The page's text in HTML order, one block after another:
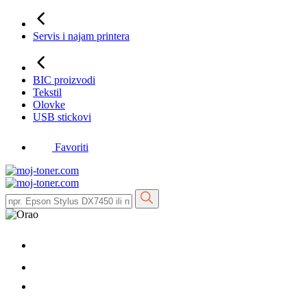
Servis i najam printera
BIC proizvodi
Tekstil
Olovke
USB stickovi
Favoriti